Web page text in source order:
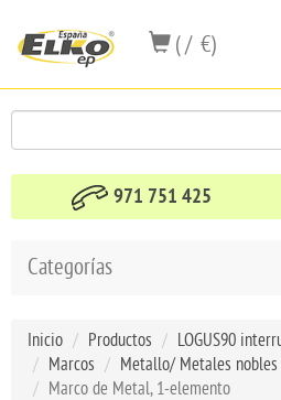
( / €)
971 751 425
Categorías
Inicio Productos
LOGUS90
Marcos
Metallo/ Metales nobles
Marco de Metal, 1-elemento